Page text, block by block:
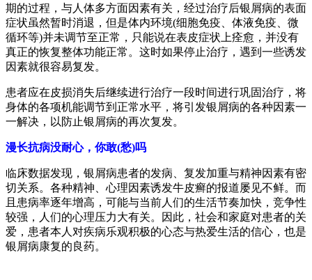
期的过程，与人体多方面因素有关，经过治疗后银屑病的表面
症状虽然暂时消退，但是体内环境(细胞免疫、体液免疫、微
循环等)并未调节至正常，只能说在表皮症状上痊愈，并没有
真正的恢复整体功能正常。这时如果停止治疗，遇到一些诱发
因素就很容易复发。
患者应在皮损消失后继续进行治疗一段时间进行巩固治疗，将
身体的各项机能调节到正常水平，将引发银屑病的各种因素一
一解决，以防止银屑病的再次复发。
漫长抗病没耐心，你敢(愁)吗
临床数据发现，银屑病患者的发病、复发加重与精神因素有密
切关系。各种精神、心理因素诱发牛皮癣的报道屡见不鲜。而
且患病率逐年增高，可能与当前人们的生活节奏加快，竞争性
较强，人们的心理压力大有关。因此，社会和家庭对患者的关
爱，患者本人对疾病乐观积极的心态与热爱生活的信心，也是
银屑病康复的良药。